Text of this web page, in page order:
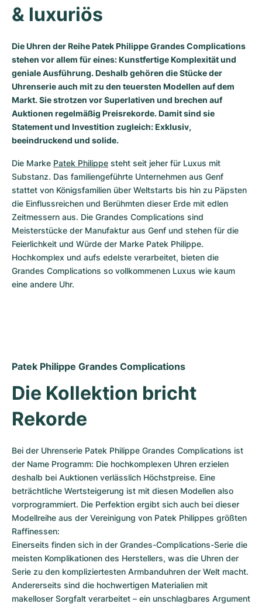
Milgauss
Oyster Perpetual
Yacht-Master
Yacht-Master II
Sea-Dweller
Submariner
Damenuhren
Ronde
Rotonde
Crash
Pasha
Tortue
Ballon Blanc
Roadster
Gebraucht
Damenuhren
Professional
Bentley
Transocean
Cockpit
Chronospace
Galactic
Montbrillant
Gebraucht
Damenuhren
Formula 1
Grand Carrera
Gebraucht
Damenuhren
Portofino
Portugieser
Da Vinci
Aquatimer
Spitfire
Vintage
Gebraucht
Spirit of Big Bang
King Power
Gebraucht
& luxuriös
Die Uhren der Reihe Patek Philippe Grandes Complications
stehen vor allem für eines: Kunstfertige Komplexität und
geniale Ausführung. Deshalb gehören die Stücke der
Uhrenserie auch mit zu den teuersten Modellen auf dem
Markt. Sie strotzen vor Superlativen und brechen auf
Auktionen regelmäßig Preisrekorde. Damit sind sie
Statement und Investition zugleich: Exklusiv,
beeindruckend und solide.
Die Marke Patek Philippe steht seit jeher für Luxus mit
Substanz. Das familiengeführte Unternehmen aus Genf
stattet von Königsfamilien über Weltstarts bis hin zu Päpsten
die Einflussreichen und Berühmten dieser Erde mit edlen
Zeitmessern aus. Die Grandes Complications sind
Meisterstücke der Manufaktur aus Genf und stehen für die
Feierlichkeit und Würde der Marke Patek Philippe.
Hochkomplex und aufs edelste verarbeitet, bieten die
Grandes Complications so vollkommenen Luxus wie kaum
eine andere Uhr.
Patek Philippe Grandes Complications
Die Kollektion bricht
Rekorde
Bei der Uhrenserie Patek Philippe Grandes Complications ist
der Name Programm: Die hochkomplexen Uhren erzielen
deshalb bei Auktionen verlässlich Höchstpreise. Eine
beträchtliche Wertsteigerung ist mit diesen Modellen also
vorprogrammiert. Die Perfektion ergibt sich auch bei dieser
Modellreihe aus der Vereinigung von Patek Philippes größten
Raffinessen:
Einerseits finden sich in der Grandes-Complications-Serie die
meisten Komplikationen des Herstellers, was die Uhren der
Serie zu den kompliziertesten Armbanduhren der Welt macht.
Andererseits sind die hochwertigen Materialien mit
makelloser Sorgfalt verarbeitet – ein unschlagbares Argument